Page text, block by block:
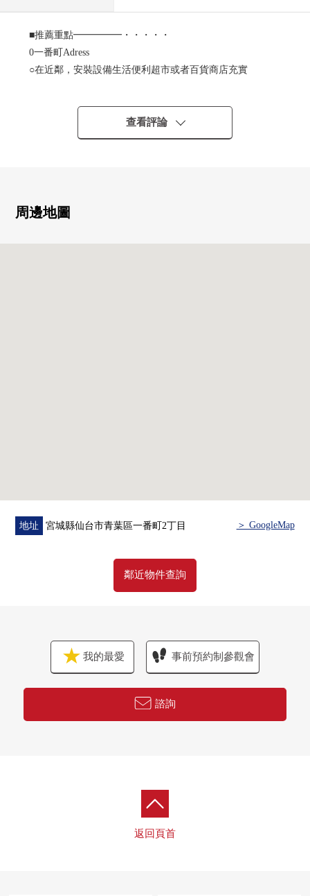
■推薦重點━━━━━・・・・・
0一番町Adress
○在近鄰，安裝設備生活便利超市或者百貨商店充實
0關於7樓朝南西，光照良好
■ LIFE信息━━━━━・・・・・
○7-Eleven仙台晚翠草堂前店步行3分鐘的約200m
查看評論
周邊地圖
地址 宮城縣仙台市青葉區一番町2丁目 ＞ GoogleMap
鄰近物件查詢
我的最愛 事前預約制參觀會
諮詢
返回頁首